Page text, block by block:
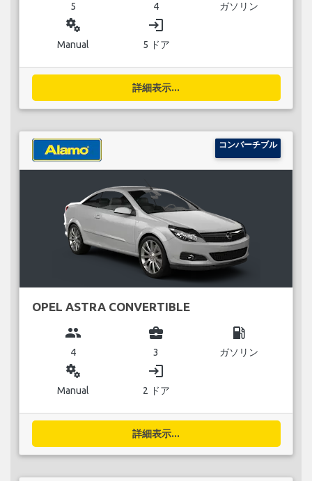
5 4 ガソリン
miscellaneous_services
Manual
login
5 ドア
詳細表示...
コンバーチブル
OPEL ASTRA CONVERTIBLE
group
4
business_center
3
local_gas_station
ガソリン
miscellaneous_services
Manual
login
2 ドア
詳細表示...